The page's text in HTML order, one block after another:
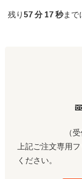
残り 57 分 16 秒まで
（
上記ご注文専用
ください。